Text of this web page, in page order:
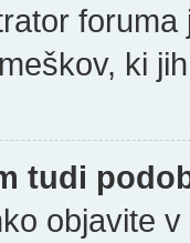
ki
tudi
objavite